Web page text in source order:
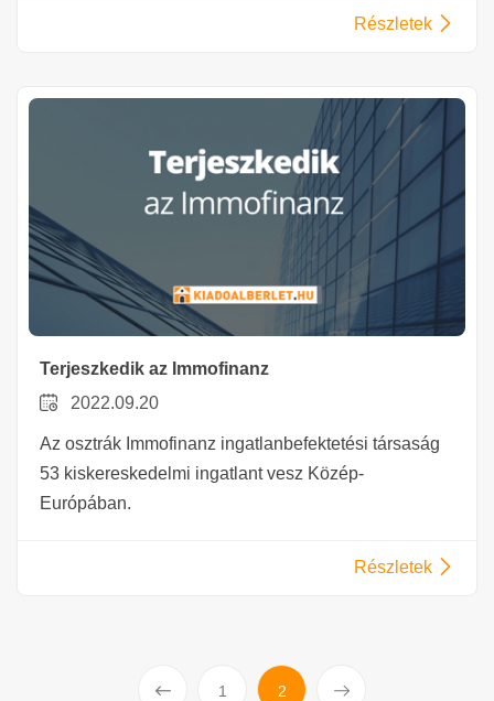
Részletek
Terjeszkedik az Immofinanz
2022.09.20
Az osztrák Immofinanz ingatlanbefektetési társaság
53 kiskereskedelmi ingatlant vesz Közép-
Európában.
Részletek
Előző 1 2 Következő